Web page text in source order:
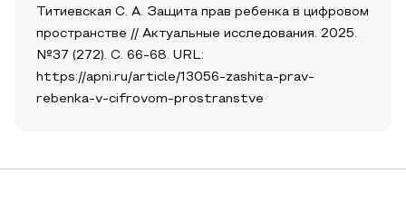
Титиевская С. А. Защита прав ребенка в цифровом
пространстве // Актуальные исследования. 2025.
№37 (272). С. 66-68. URL:
https://apni.ru/article/13056-zashita-prav-
rebenka-v-cifrovom-prostranstve